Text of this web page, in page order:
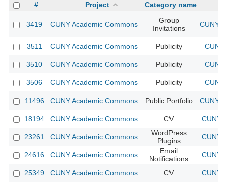
# Project Category name
3419 CUNY Academic Commons
Group
Invitations
CUNY
3511 CUNY Academic Commons Publicity
3510 CUNY Academic Commons Publicity
3506 CUNY Academic Commons Publicity
11496 CUNY Academic Commons Public Portfolio CUNY
18194 CUNY Academic Commons CV CUNY
23261 CUNY Academic Commons
WordPress
Plugins
CUNY
24616 CUNY Academic Commons
Email
Notifications
CUNY
25349 CUNY Academic Commons CV CUNY